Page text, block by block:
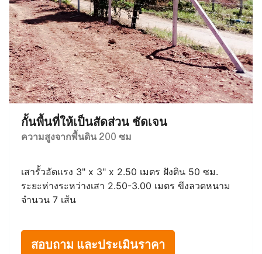
กั้นพื้นที่ให้เป็นสัดส่วน ชัดเจน
ความสูงจากพื้นดิน 200 ซม
เสารั้วอัดแรง 3" x 3" x 2.50 เมตร ฝังดิน 50 ซม.
ระยะห่างระหว่างเสา 2.50-3.00 เมตร ขึงลวดหนาม
จำนวน 7 เส้น
สอบถาม และประเมินราคา